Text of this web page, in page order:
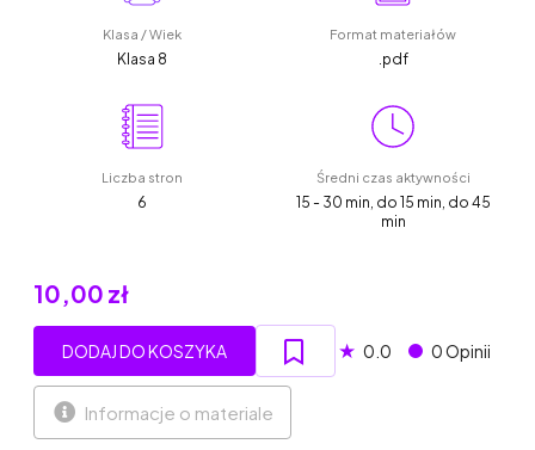
Klasa / Wiek
Klasa 8
Format materiałów
.pdf
Liczba stron
6
Średni czas aktywności
15 - 30 min, do 15 min, do 45
min
10,00 zł
DODAJ DO KOSZYKA ★ 0.0 0 Opinii
Informacje o materiale